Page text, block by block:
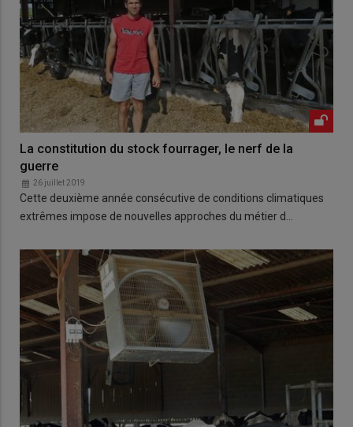
La constitution du stock fourrager, le nerf de la
guerre
26 juillet 2019
Cette deuxième année consécutive de conditions climatiques
extrêmes impose de nouvelles approches du métier d…